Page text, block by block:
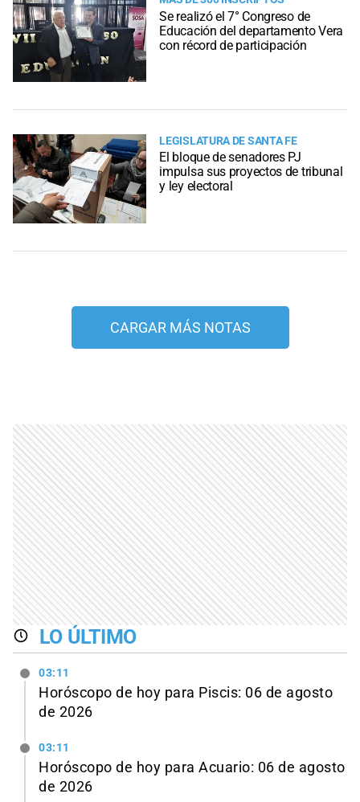
Se realizó el 7° Congreso de
Educación del departamento Vera
con récord de participación
LEGISLATURA DE SANTA FE
El bloque de senadores PJ
impulsa sus proyectos de tribunal
y ley electoral
CARGAR MÁS NOTAS
LO ÚLTIMO
03:11
Horóscopo de hoy para Piscis: 06 de agosto
de 2026
03:11
Horóscopo de hoy para Acuario: 06 de agosto
de 2026